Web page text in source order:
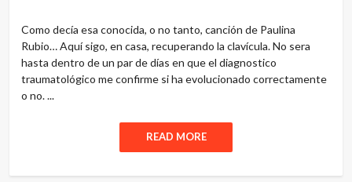
Como decía esa conocida, o no tanto, canción de Paulina
Rubio… Aquí sigo, en casa, recuperando la clavícula. No sera
hasta dentro de un par de días en que el diagnostico
traumatológico me confirme si ha evolucionado correctamente
o no. ...
READ MORE